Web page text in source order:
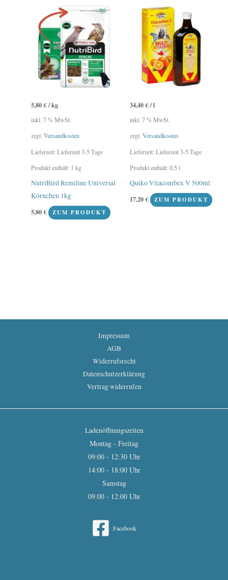
5,80€/kg
inkl. 7 % MwSt.
zzgl.Versandkosten
Lieferzeit:Lieferzeit 3-5 Tage
Produkt enthält: 1kg
NutriBird Remiline Universal
Körnchen 1kg
5,80€ ZUM PRODUKT
34,40€/l
inkl. 7 % MwSt.
zzgl. Versandkosten
Lieferzeit:Lieferzeit 3-5 Tage
Produkt enthält: 0,5l
Quiko Vitacombex V 500ml
17,20€ ZUM PRODUKT
Impressum
AGB
Widerrufsrecht
Datenschutzerklärung
Vertrag widerrufen
Ladenöffnungszeiten
Montag - Freitag
09:00 - 12:30 Uhr
14:00 - 18:00 Uhr
Samstag
09:00 - 12:00 Uhr
Facebook